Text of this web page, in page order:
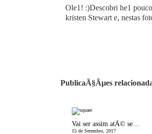
Ole1! :)Descobri he1
kristen Stewart e, nestas
PublicaÃ§Ãµes
15 de Setembro, 2017